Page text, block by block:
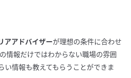
アアドバイザーが理想の条件に合わせ
情報だけではわからない職場の雰囲
い情報も教えてもらうことができま